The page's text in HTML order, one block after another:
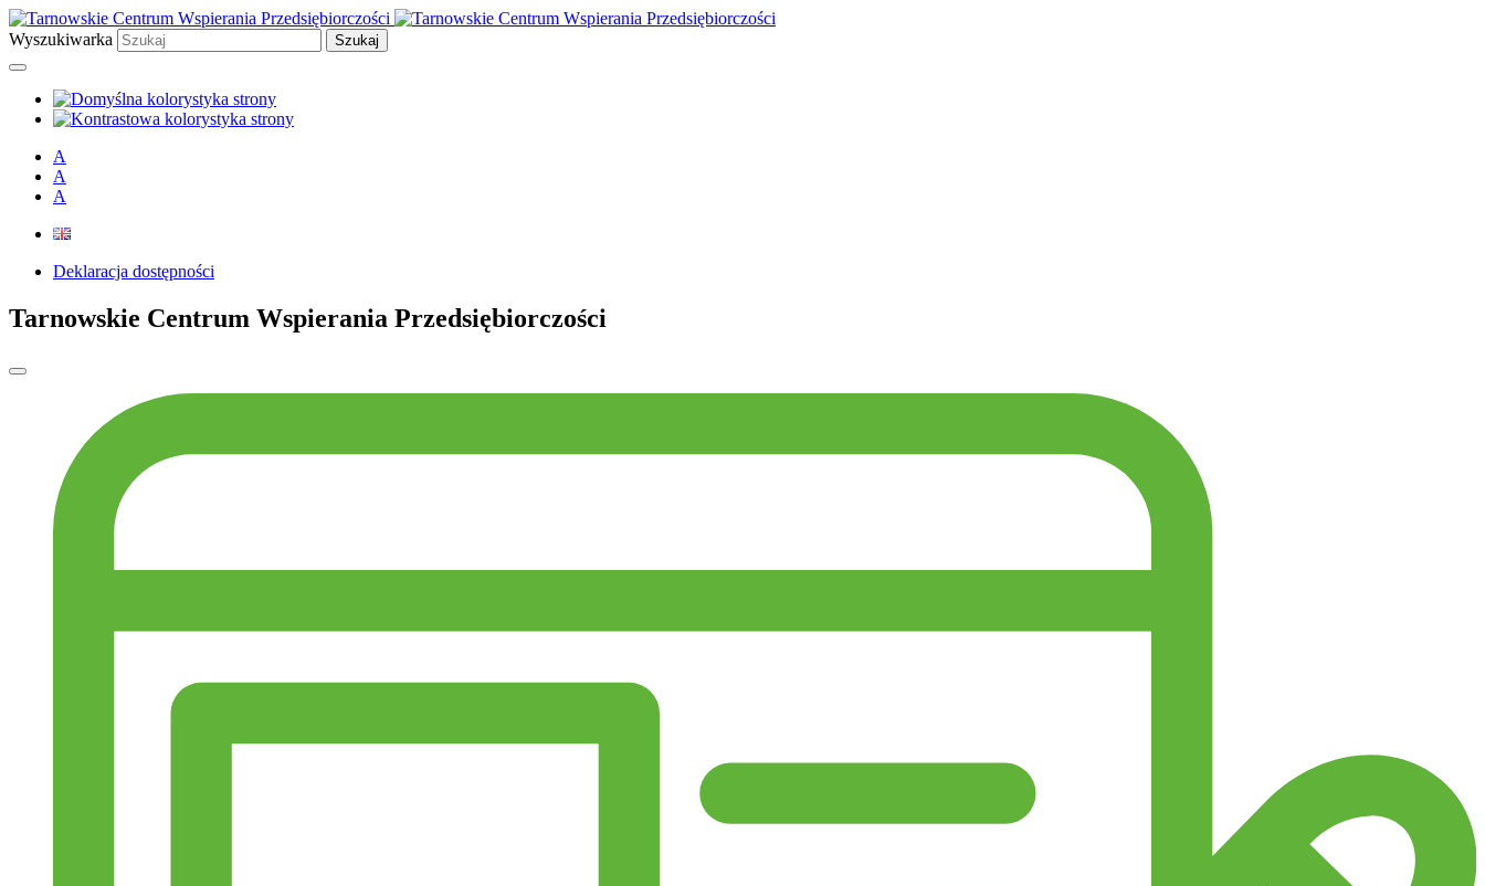
Przejdź
do
Przejdź
do
Przejdź
do
menu
Wyszukiwarka
A
A
A
Deklaracja dostępności
Tarnowskie Centrum Wspierania Przedsiębiorczości